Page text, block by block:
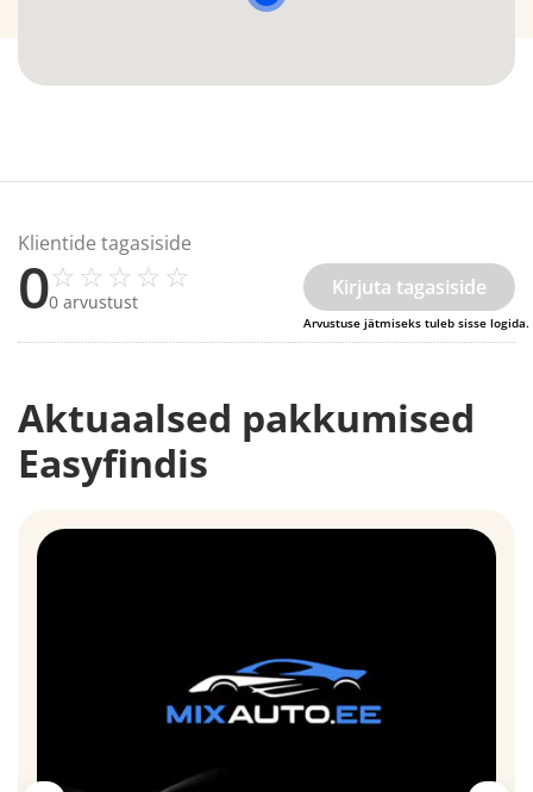
Klientide tagasiside
0☆ ☆ ☆ ☆ ☆
0 arvustust
Kirjuta tagasiside
Aktuaalsed pakkumised
Easyfindis